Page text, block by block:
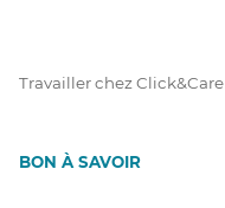
Travailler chez Click&Care
BON À SAVOIR